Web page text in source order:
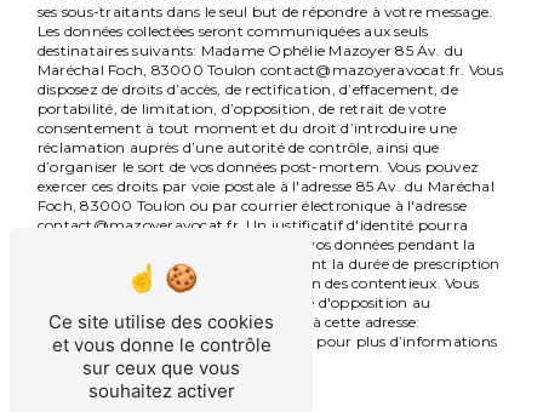
ses sous-traitants dans le seul but de répondre à votre message.
Les données collectées seront communiquées aux seuls
destinataires suivants: Madame Ophélie Mazoyer 85 Av. du
Maréchal Foch, 83000 Toulon contact@mazoyeravocat.fr. Vous
disposez de droits d’accès, de rectification, d’effacement, de
portabilité, de limitation, d’opposition, de retrait de votre
consentement à tout moment et du droit d’introduire une
réclamation auprès d’une autorité de contrôle, ainsi que
d’organiser le sort de vos données post-mortem. Vous pouvez
exercer ces droits par voie postale à l'adresse 85 Av. du Maréchal
Foch, 83000 Toulon ou par courrier électronique à l'adresse
contact@mazoyeravocat.fr. Un justificatif d'identité pourra
vous être demandé. Nous conservons vos données pendant la
période de prise de contact puis pendant la durée de prescription
légale aux fins probatoires et de gestion des contentieux. Vous
avez le droit de vous inscrire sur la liste d'opposition au
démarchage téléphonique, disponible à cette adresse:
Bloctel.gouv.fr. Consultez le site cnil.fr pour plus d’informations
sur vos droits.
Ce site utilise des cookies
et vous donne le contrôle
sur ceux que vous
souhaitez activer